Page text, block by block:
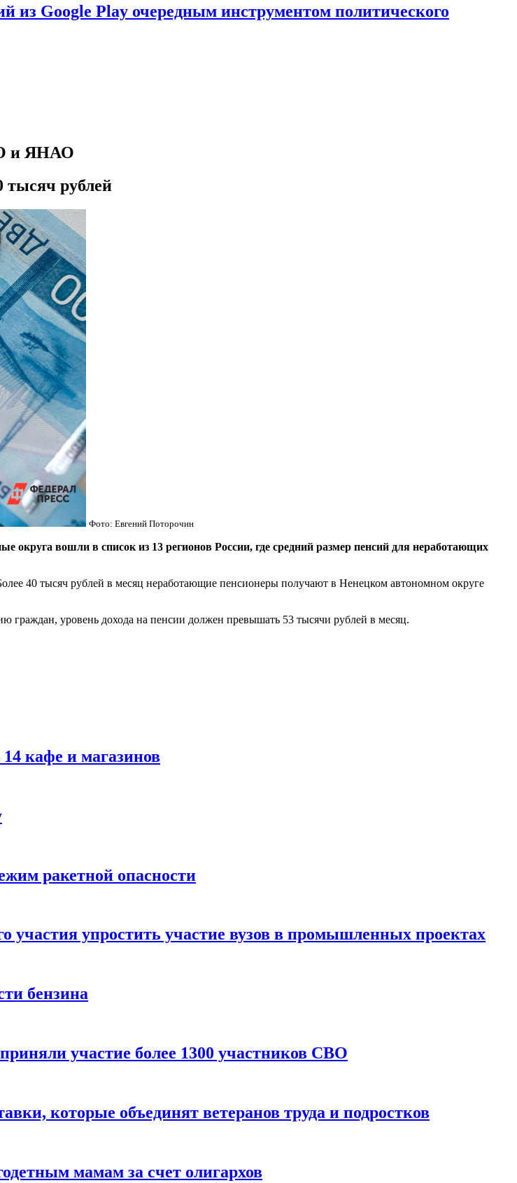
из Google Play очередным инструментом политического
и ЯНАО
тысяч рублей
Фото: Евгений Поторочин
вошли в список из 13 регионов России, где средний размер пенсий для неработающих
40 тысяч рублей в месяц неработающие пенсионеры получают в Ненецком автономном округе
граждан, уровень дохода на пенсии должен превышать 53 тысячи рублей в месяц.
кафе и магазинов
ракетной опасности
упростить участие вузов в промышленных проектах
бензина
участие более 1300 участников СВО
которые объединят ветеранов труда и подростков
мамам за счет олигархов